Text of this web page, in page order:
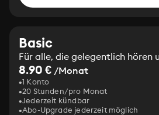
Basic
Für alle, die gelegentlich hören
8.90 € /Monat
1 Konto
20 Stunden/pro Monat
Jederzeit kündbar
Abo-Upgrade jederzeit möglich